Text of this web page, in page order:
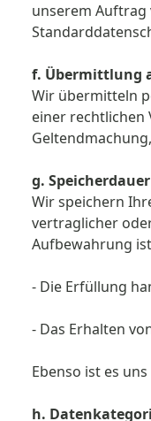
unserem Auftrag
f. Übermittlung
Wir übermitteln
einer rechtlichen
g. Speicherdauer
Wir speichern
vertraglicher
Aufbewah­rung
- Die Erfüllung
- Das Erhalten
Ebenso ist es
h.